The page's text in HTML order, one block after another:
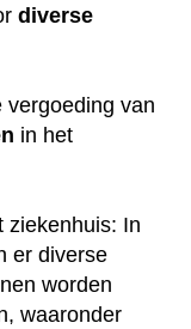
diverse
vergoeding van
in het
ziekenhuis: In
er diverse
worden
waaronder